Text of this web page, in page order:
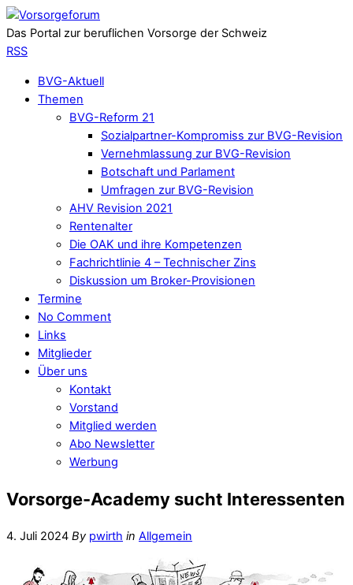
Das Portal zur beruflichen Vorsorge der Schweiz
RSS
BVG-Aktuell
Themen
BVG-Reform 21
Sozialpartner-Kompromiss zur BVG-Revision
Vernehmlassung zur BVG-Revision
Botschaft und Parlament
Umfragen zur BVG-Revision
AHV Revision 2021
Rentenalter
Die OAK und ihre Kompetenzen
Fachrichtlinie 4 – Technischer Zins
Diskussion um Broker-Provisionen
Termine
No Comment
Links
Mitglieder
Über uns
Kontakt
Vorstand
Mitglied werden
Abo Newsletter
Werbung
Vorsorge-Academy sucht Interessenten
4. Juli 2024 By pwirth in Allgemein